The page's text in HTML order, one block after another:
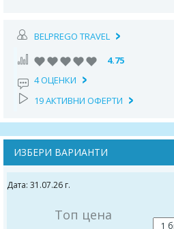
BELPREGO TRAVEL
4.75
4 ОЦЕНКИ
19 АКТИВНИ ОФЕРТИ
ИЗБЕРИ ВАРИАНТИ
Дата: 31.07.26 г.
Топ цена